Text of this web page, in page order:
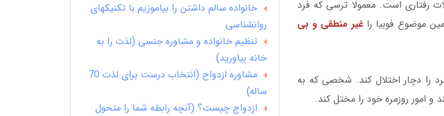
رفتاری است. معمولا ترسی که فرد
موضوع فوبیا را غیر منطقی و بی
را دچار اختلال کند. شخصی که به
و امور روزمره خود را مختل کند.
خانواده سالم داشتن را بیاموزیم با تکنیکهای
روانشناسی
تنظیم خانواده و مشاوره جنسی (لذت را به
خانه بیاورید)
مشاوره ازدواج (انتخاب درست برای لذت 70
ساله)
ازدواج چیست؟ (آنچه رابطه شما را متحول